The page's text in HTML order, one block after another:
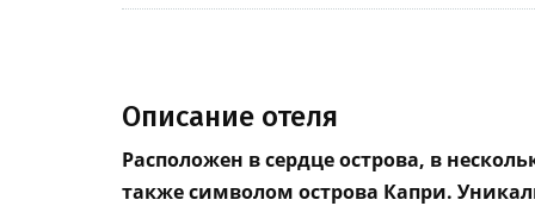
Описание отеля
Расположен в сердце острова, в
также символом острова Капри.